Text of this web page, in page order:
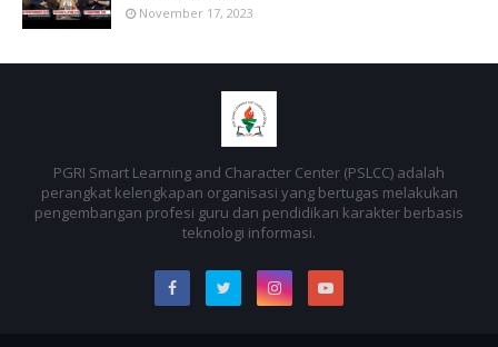
November 17, 2023
PGRI Smart Learning and Character Center (PSLCC) adalah
perangkat kelengkapan organisasi yang bertugas melakukan
pengembangan profesi guru dan pendidikan karakter berbasis
teknologi informasi.